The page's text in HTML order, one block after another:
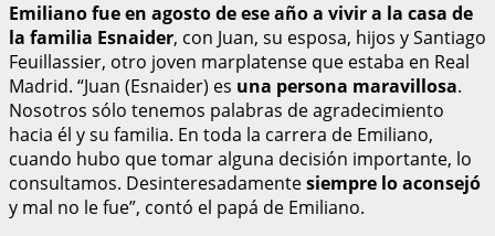
Emiliano fue en agosto de ese año a vivir a la casa de
la familia Esnaider, con Juan, su esposa, hijos y Santiago
Feuillassier, otro joven marplatense que estaba en Real
Madrid. “Juan (Esnaider) es una persona maravillosa.
Nosotros sólo tenemos palabras de agradecimiento
hacia él y su familia. En toda la carrera de Emiliano,
cuando hubo que tomar alguna decisión importante, lo
consultamos. Desinteresadamentesiempre lo aconsejó
y mal no le fue”, contó el papá de Emiliano.